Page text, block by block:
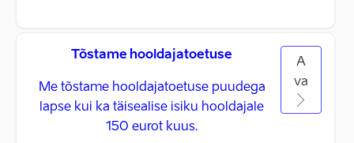
Tõstame hooldajatoetuse
Me tõstame hooldajatoetuse puudega
lapse kui ka täisealise isiku hooldajale
150 eurot kuus.
A
va